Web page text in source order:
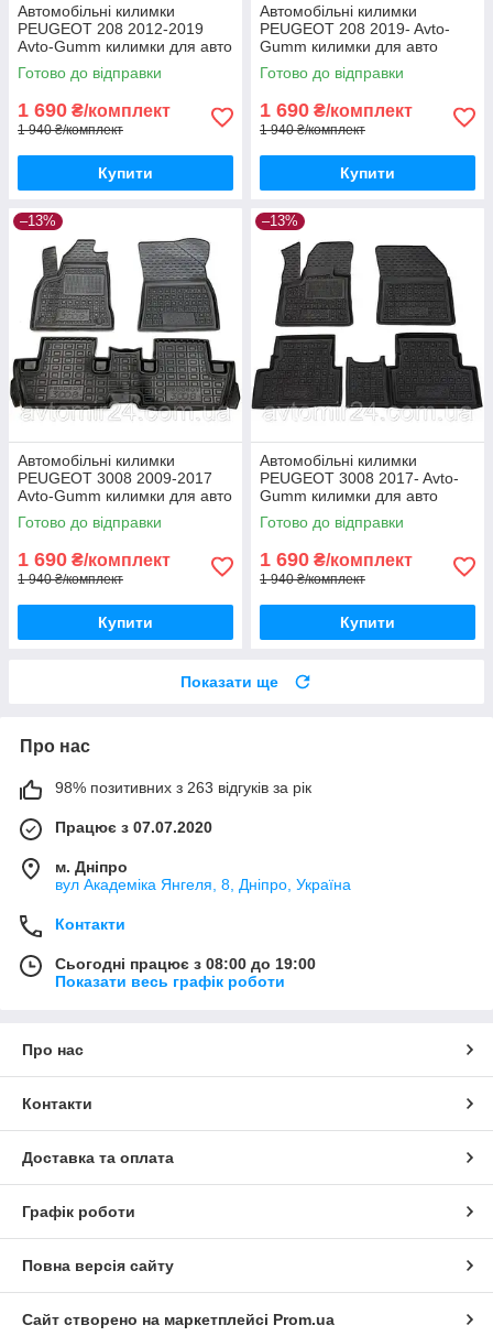
Автомобільні килимки
PEUGEOT 208 2012-2019
Avto-Gumm килимки для авто
ПЕЖО 208 2012-2019
Автогум
Готово до відправки
1 690 ₴/комплект
1 940 ₴/комплект
Купити
Автомобільні килимки
PEUGEOT 208 2019- Avto-
Gumm килимки для авто
ПЕЖО 208 2019- Автогум
Готово до відправки
1 690 ₴/комплект
1 940 ₴/комплект
Купити
–13%
Автомобільні килимки
PEUGEOT 3008 2009-2017
Avto-Gumm килимки для авто
ПЕЖО 3008 2009-2017
Автогум
Готово до відправки
1 690 ₴/комплект
1 940 ₴/комплект
Купити
–13%
Автомобільні килимки
PEUGEOT 3008 2017- Avto-
Gumm килимки для авто
ПЕЖО 3008 2017- Автогум
Готово до відправки
1 690 ₴/комплект
1 940 ₴/комплект
Купити
Показати ще
Про нас
98% позитивних з 263 відгуків за рік
Працює з 07.07.2020
м. Дніпро
вул Академіка Янгеля, 8, Дніпро, Україна
Контакти
Сьогодні працює з 08:00 до 19:00
Показати весь графік роботи
Про нас
Контакти
Доставка та оплата
Графік роботи
Повна версія сайту
Сайт створено на маркетплейсі Prom.ua